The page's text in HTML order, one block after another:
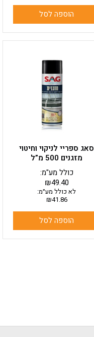
הוספה לסל
סאג ספריי לניקוי וחיטוי
מזגנים 500 מ”ל
₪49.40
כולל מע"מ:
לא כולל מע״מ:
₪41.86
הוספה לסל